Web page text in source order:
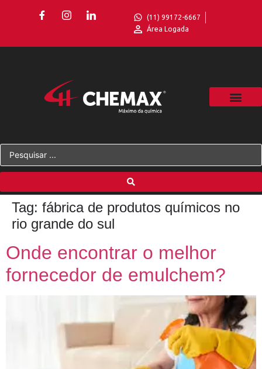
(11) 99172-6667
Área Logada
Tag: fábrica de produtos químicos no
rio grande do sul
Onde encontrar o melhor
fornecedor de emulchem?